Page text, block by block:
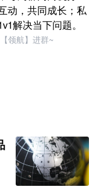
动，共同成长；私
解决当下问题。
领航】进群~